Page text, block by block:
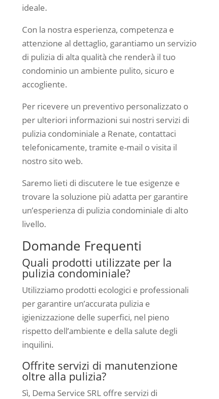
ideale.
Con la nostra esperienza, competenza e
attenzione al dettaglio, garantiamo un servizio
di pulizia di alta qualità che renderà il tuo
condominio un ambiente pulito, sicuro e
accogliente.
Per ricevere un preventivo personalizzato o
per ulteriori informazioni sui nostri servizi di
pulizia condominiale a Renate, contattaci
telefonicamente, tramite e-mail o visita il
nostro sito web.
Saremo lieti di discutere le tue esigenze e
trovare la soluzione più adatta per garantire
un’esperienza di pulizia condominiale di alto
livello.
Domande Frequenti
Quali prodotti utilizzate per la
pulizia condominiale?
Utilizziamo prodotti ecologici e professionali
per garantire un’accurata pulizia e
igienizzazione delle superfici, nel pieno
rispetto dell’ambiente e della salute degli
inquilini.
Offrite servizi di manutenzione
oltre alla pulizia?
Sì, Dema Service SRL offre servizi di